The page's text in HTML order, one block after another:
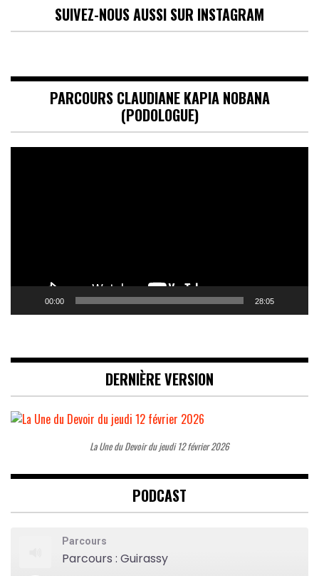
SUIVEZ-NOUS AUSSI SUR INSTAGRAM
PARCOURS CLAUDIANE KAPIA NOBANA
(PODOLOGUE)
00:00 28:05
DERNIÈRE VERSION
La Une du Devoir du jeudi 12 février 2026
PODCAST
Parcours
Parcours : Guirassy